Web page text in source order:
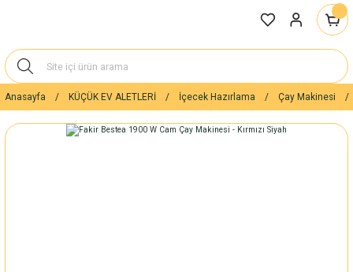
Anasayfa KÜÇÜK EV ALETLERİ İçecek Hazırlama Çay Makinesi